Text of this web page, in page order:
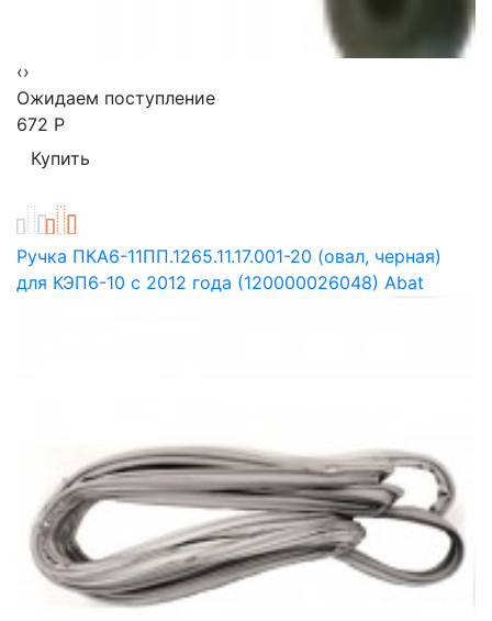
‹›
Ожидаем поступление
672 Р
Ручка ПКА6-11ПП.1265.11.17.001-20 (овал, черная)
для КЭП6-10 с 2012 года (120000026048) Abat